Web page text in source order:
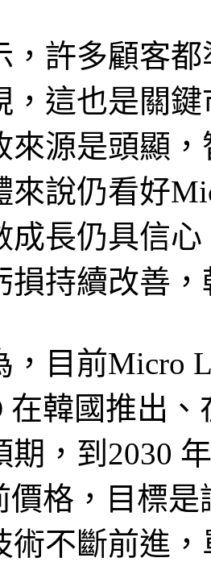
，許多顧客
，這也是關
來源是頭顯
來說仍看好
成長仍具信
損持續改善
，目前Micro
在韓國推出
期，到2030
價格，目標
術不斷前進